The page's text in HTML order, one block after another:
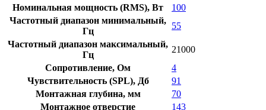
Номинальная мощность (RMS), Вт
100
Частотный диапазон минимальный,
Гц
55
Частотный диапазон максимальный,
Гц
21000
Сопротивление, Ом
4
Чувствительность (SPL), Дб
91
Монтажная глубина, мм
70
Монтажное отверстие
143